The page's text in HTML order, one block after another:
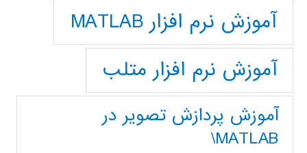
آموزش نرم افزار MATLAB
آموزش نرم افزار متلب
آموزش پردازش تصوير در
MATLAB\